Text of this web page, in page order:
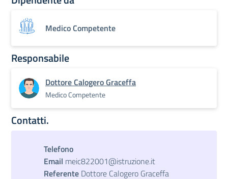
Medico Competente
Responsabile
Dottore Calogero Graceffa
Medico Competente
Contatti.
Telefono
Email meic822001@istruzione.it
Referente Dottore Calogero Graceffa